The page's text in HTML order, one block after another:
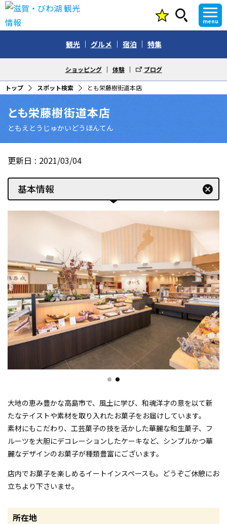
menu
観光 グルメ 宿泊 特集
ショッピング 体験 ブログ
トップ スポット検索 とも栄藤樹街道本店
とも栄藤樹街道本店
ともえとうじゅかいどうほんてん
更新日 2021/03/04
基本情報 cancel
大地の恵み豊かな高島市で、風土に学び、和魂洋才の意を以て新
たなテイストや素材を取り入れたお菓子をお届けしています。
素材にもこだわり、工芸菓子の技を活かした華麗な和生菓子、フ
ルーツを大胆にデコレーションしたケーキなど、シンプルかつ華
麗なデザインのお菓子が種類豊富にございます。
店内でお菓子を楽しめるイートインスペースも。どうぞご休憩にお
立ちより下さいませ。
所在地